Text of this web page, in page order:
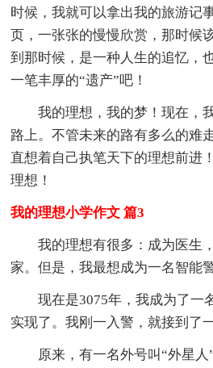
时候，我就可以拿出我的旅游记
页，一张张的慢慢欣赏，那时候
到那时候，是一种人生的追忆，
一笔丰厚的“遗产”吧！
我的理想，我的梦！现在，
路上。不管未来的路有多么的难
直想着自己执笔天下的理想前进
理想！
我的理想小学作文 篇3
我的理想有很多：成为医生
家。但是，我最想成为一名智能警
现在是3075年，我成为了一
实现了。我刚一入警，就接到了
原来，有一名外号叫“外星